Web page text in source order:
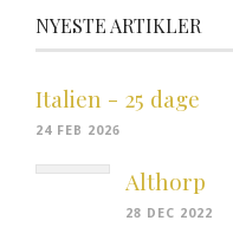
NYESTE ARTIKLER
Italien - 25 dage
24 FEB 2026
Althorp
28 DEC 2022